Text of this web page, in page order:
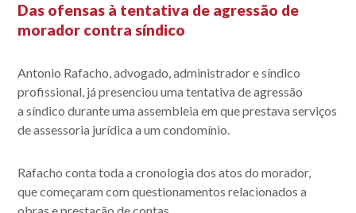
Das ofensas à tentativa de agressão de
morador contra síndico
Antonio Rafacho, advogado, administrador e síndico
profissional, já presenciou uma tentativa de agressão
a síndico durante uma assembleia em que prestava serviços
de assessoria jurídica a um condomínio.
Rafacho conta toda a cronologia dos atos do morador,
que começaram com questionamentos relacionados a